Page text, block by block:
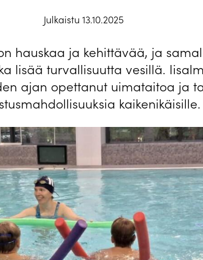
Julkaistu 13.10.2025
hauskaa ja kehittävää, ja
lisää turvallisuutta vesillä.
ajan opettanut uimataitoa ja
kaikenikäisille.